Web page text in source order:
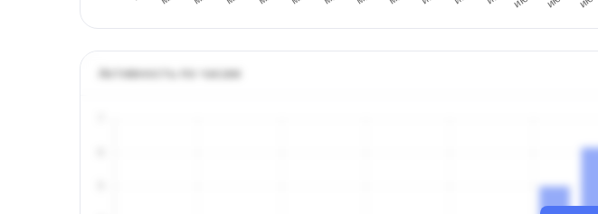
Активность по часам